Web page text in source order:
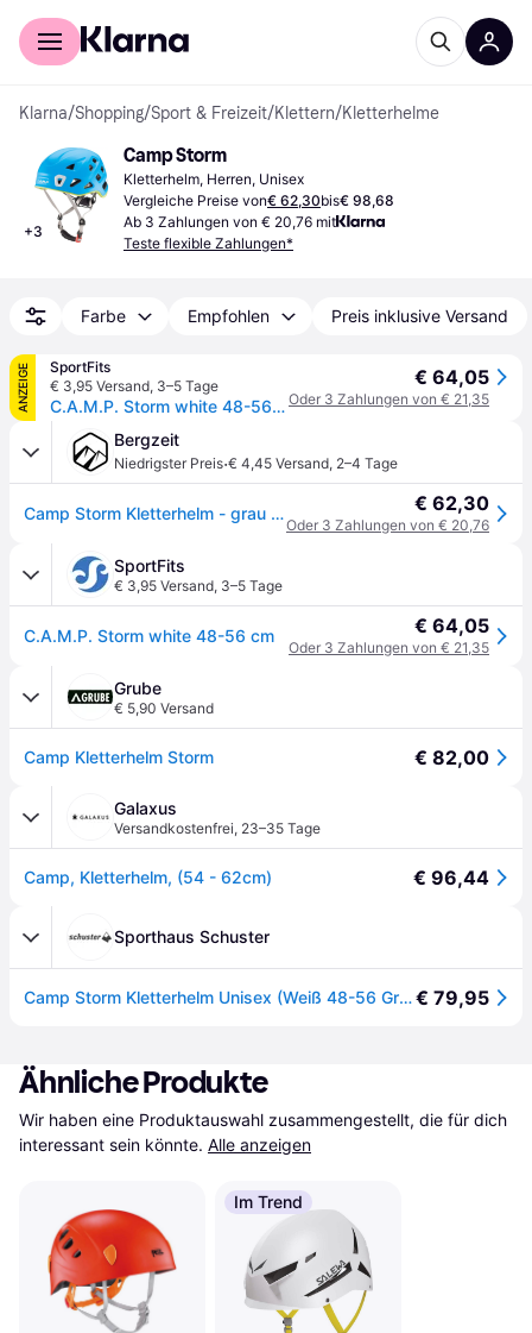
Für Shopper
Klarna/Shopping/Sport & Freizeit/Klettern/Kletterhelme
+3
Camp Storm
Kletterhelm, Herren, Unisex
Vergleiche Preise von€ 62,30bis€ 98,68
Ab 3 Zahlungen von € 20,76 mit
Teste flexible Zahlungen*
Farbe Empfohlen Preis inklusive Versand
ANZEIGE
SportFits
€ 3,95 Versand, 3–5 Tage
C.A.M.P. Storm white 48-56 cm
€ 64,05
Oder 3 Zahlungen von € 21,35
Bergzeit
Niedrigster Preis·€ 4,45 Versand, 2–4 Tage
Camp Storm Kletterhelm - grau - 48-56CM € 62,30
Oder 3 Zahlungen von € 20,76
SportFits
€ 3,95 Versand, 3–5 Tage
C.A.M.P. Storm white 48-56 cm € 64,05
Oder 3 Zahlungen von € 21,35
Grube
€ 5,90 Versand
Camp Kletterhelm Storm € 82,00
Galaxus
Versandkostenfrei, 23–35 Tage
Camp, Kletterhelm, (54 - 62cm) € 96,44
Sporthaus Schuster
Camp Storm Kletterhelm Unisex (Weiß 48-56 Größe) Kletterhelme€ 79,95
Ähnliche Produkte
Wir haben eine Produktauswahl zusammengestellt, die für dich
interessant sein könnte. Alle anzeigen
Im Trend